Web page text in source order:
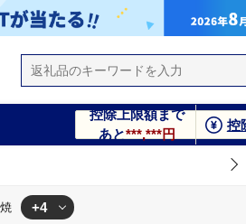
控除上限額まで
あと***,***円
控
+4